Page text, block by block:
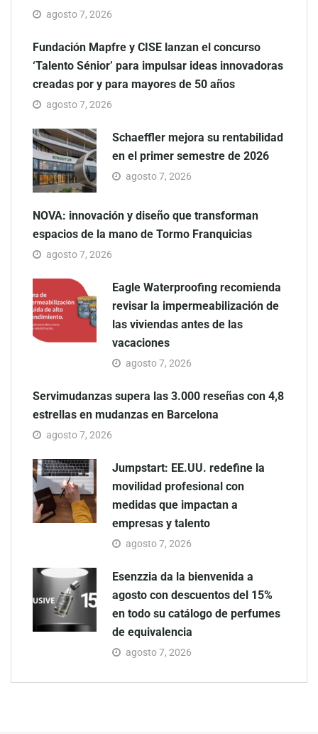
agosto 7, 2026
Fundación Mapfre y CISE lanzan el concurso
‘Talento Sénior’ para impulsar ideas innovadoras
creadas por y para mayores de 50 años
agosto 7, 2026
Schaeffler mejora su rentabilidad
en el primer semestre de 2026
agosto 7, 2026
NOVA: innovación y diseño que transforman
espacios de la mano de Tormo Franquicias
agosto 7, 2026
Eagle Waterproofing recomienda
revisar la impermeabilización de
las viviendas antes de las
vacaciones
agosto 7, 2026
Servimudanzas supera las 3.000 reseñas con 4,8
estrellas en mudanzas en Barcelona
agosto 7, 2026
Jumpstart: EE.UU. redefine la
movilidad profesional con
medidas que impactan a
empresas y talento
agosto 7, 2026
Esenzzia da la bienvenida a
agosto con descuentos del 15%
en todo su catálogo de perfumes
de equivalencia
agosto 7, 2026